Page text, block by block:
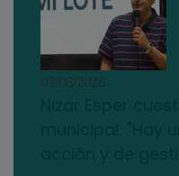
03/08/2026